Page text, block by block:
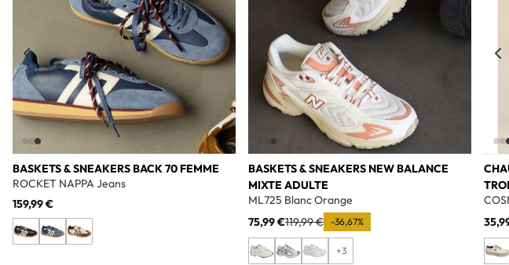
BASKETS & SNEAKERS BACK 70 FEMME
ROCKET NAPPA Jeans
159,99 €
BASKETS & SNEAKERS NEW BALANCE
MIXTE ADULTE
ML725 Blanc Orange
75,99 €119,99 € -36,67%
+3